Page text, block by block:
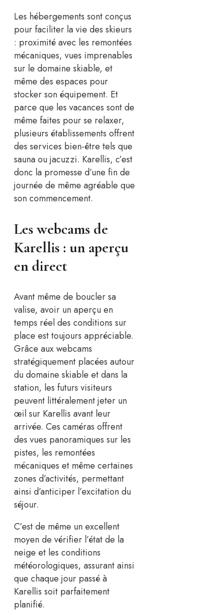
Les hébergements sont conçus
pour faciliter la vie des skieurs
: proximité avec les remontées
mécaniques, vues imprenables
sur le domaine skiable, et
même des espaces pour
stocker son équipement. Et
parce que les vacances sont de
même faites pour se relaxer,
plusieurs établissements offrent
des services bien-être tels que
sauna ou jacuzzi. Karellis, c’est
donc la promesse d’une fin de
journée de même agréable que
son commencement.
Les webcams de
Karellis : un aperçu
en direct
Avant même de boucler sa
valise, avoir un aperçu en
temps réel des conditions sur
place est toujours appréciable.
Grâce aux webcams
stratégiquement placées autour
du domaine skiable et dans la
station, les futurs visiteurs
peuvent littéralement jeter un
œil sur Karellis avant leur
arrivée. Ces caméras offrent
des vues panoramiques sur les
pistes, les remontées
mécaniques et même certaines
zones d’activités, permettant
ainsi d’anticiper l’excitation du
séjour.
C’est de même un excellent
moyen de vérifier l’état de la
neige et les conditions
météorologiques, assurant ainsi
que chaque jour passé à
Karellis soit parfaitement
planifié.